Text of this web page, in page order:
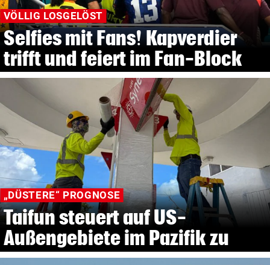
VÖLLIG LOSGELÖST
Selfies mit Fans! Kapverdier
trifft und feiert im Fan-Block
„DÜSTERE“ PROGNOSE
Taifun steuert auf US-
Außengebiete im Pazifik zu